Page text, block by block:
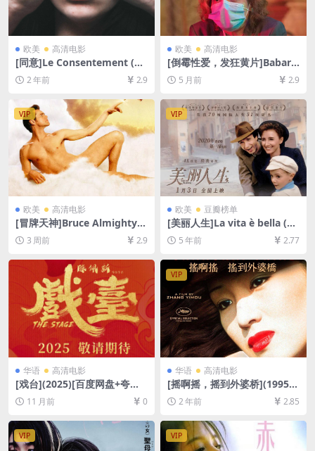
欧美 高清电影
[同意]Le Consentement (20
23)[百度网盘+夸克网盘1080P
超清未删减资源][网盘在线播
幕]
2 年前 2.9
欧美 高清电影
[倒霉性爱，发狂黄片]Babard
eală cu bucluc sau porno b
alamuc (2021)[百度网盘+夸
[网盘在线播放/下载][MP4/7G
B][中英字幕]
5 月前 2.9
VIP
欧美 高清电影
[冒牌天神]Bruce Almighty
(2003)[百度网盘+夸克网盘10
80P超清未删减资源][网盘在
线播放/下载][MP4/6.8GB][中
英字幕]
3 周前 2.9
VIP
欧美 豆瓣榜单
[美丽人生]La vita è bella (19
97)[百度网盘+迅雷云盘资源1
080P超清未删减][MP4/7.5G
B][原声中字]
5 年前 2.77
华语 高清电影
[戏台](2025)[百度网盘+夸克
网盘1080P/4K超清未删减资
源][网盘在线播放/下载][MK
V/5GB/21GB][中文字幕]
11 月前 0
VIP
华语 高清电影
[摇啊摇，摇到外婆桥](1995)
[百度网盘+夸克网盘1080P超
清未删减资源][网盘在线播放/
下载][MP4/6.7GB][中文字幕]
2 年前 2.85
VIP VIP